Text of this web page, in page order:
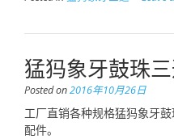
猛犸象牙鼓珠
Posted on2016年10月26日
工厂直销各种规格猛犸象牙
配件。